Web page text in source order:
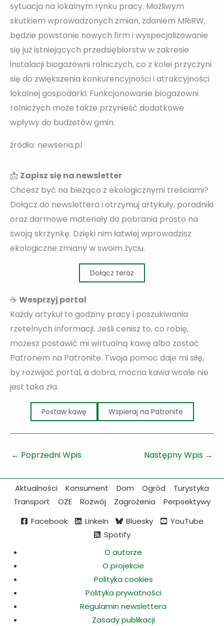
sytuacja na lokalnym rynku pracy. Możliwym
skutkiem wprowadzonych zmian, zdaniem MRiRW,
będzie powstanie nowych firm i wyspecjalizowanie
się już istniejących przedsiębiorstw w zakresie
instalacji biogazowni rolniczych, co z kolei przyczyni
się do zwiększenia konkurencyjności i atrakcyjności
lokalnej gospodarki. Funkcjonowanie biogazowni
rolniczych może także przynieść dodatkowe
wpływy do budżetów gmin.
źródło: newseria.pl
📩 Zapisz się na newsletter
Chcesz być na bieżąco z ekologicznymi treściami?
Dołącz do newslettera i otrzymuj artykuły, poradniki
oraz darmowe materiały do pobrania prosto na
swoją skrzynkę. Dzięki nim łatwiej wprowadzisz
ekologiczne zmiany w swoim życiu.
Dołącz teraz
☕ Wesprzyj portal
Każdy artykuł to godziny pracy i poszukiwania
rzetelnych informacji. Jeśli cenisz to, co robię,
możesz postawić mi wirtualną kawę albo zostać
Patronem na Patronite. Twoja pomoc daje mi siłę,
by rozwijać portal, a dobra, mocna kawa wcale nie
jest taka zła.
Postaw kawę Wspieraj na Patronite
← Poprzedni Wpis Następny Wpis →
Aktualności Konsument Dom Ogród
Turystyka
Transport
OZE Rozwój Zagrożenia
Perpsektywy
Facebook
LinkeIn Bluesky
YouTube
Spotify
O autorze
O projekcie
Polityka cookies
Polityka prywatności
Regulamin newslettera
Zasady publikacji